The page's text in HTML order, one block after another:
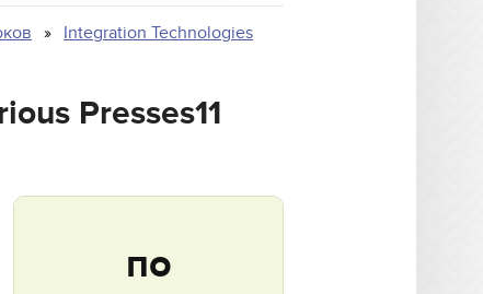
Integration Technologies
Presses11
по